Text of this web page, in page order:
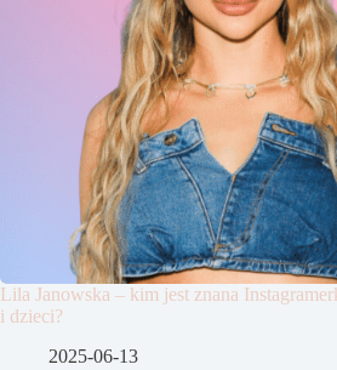
Lila Janowska – kim jest znana
i dzieci?
2025-06-13